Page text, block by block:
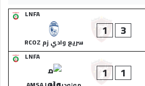
LNFA
3
1
سريع وادي زم RCOZ
LNFA
1
1